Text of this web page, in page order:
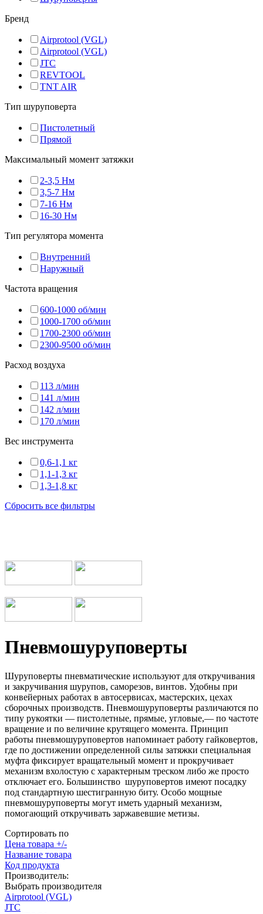
Бренд
Airprotool (VGL)
Airprotool (VGL)
JTC
REVTOOL
TNT AIR
Тип шуруповерта
Пистолетный
Прямой
Максимальный момент затяжки
2-3,5 Нм
3,5-7 Нм
7-16 Нм
16-30 Нм
Тип регулятора момента
Внутренний
Наружный
Частота вращения
600-1000 об/мин
1000-1700 об/мин
1700-2300 об/мин
2300-9500 об/мин
Расход воздуха
113 л/мин
141 л/мин
142 л/мин
170 л/мин
Вес инструмента
0,6-1,1 кг
1,1-1,3 кг
1,3-1,8 кг
Сбросить все фильтры
Пневмошуруповерты
Шуруповерты пневматические используют для откручивания
и закручивания шурупов, саморезов, винтов. Удобны при
конвейерных работах в автосервисах, мастерских, цехах
сборочных производств. Пневмошуруповерты различаются по
типу рукоятки — пистолетные, прямые, угловые,— по частоте
вращение и по величине крутящего момента. Принцип
работы пневмошуруповертов напоминает работу гайковертов,
где по достижении определенной силы затяжки специальная
муфта фиксирует вращательный момент и прокручивает
механизм вхолостую с характерным треском либо же просто
отключает его. Большинство шуруповертов имеют посадку
под стандартную шестигранную биту. Особо мощные
пневмошуруповерты могут иметь ударный механизм,
помогающий откручивать заржавевшие метизы.
Сортировать по
Цена товара +/-
Название товара
Код продукта
Производитель:
Выбрать производителя
Airprotool (VGL)
JTC